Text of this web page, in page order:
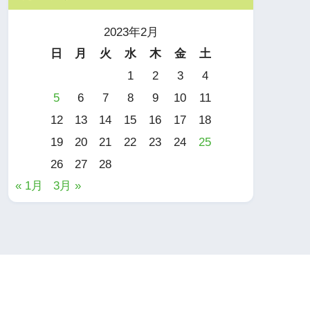
2023年2月
日
月 火 水 木 金
土
1
2 3
4
5
6 7 8 9 10
11
12
13 14 15 16 17
18
19
20 21 22 23 24
25
26
27
28
« 1月
3月 »